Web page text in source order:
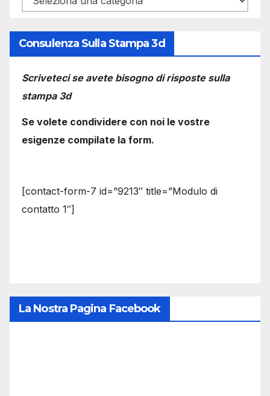
Consulenza Sulla Stampa 3d
Scriveteci se avete bisogno di risposte sulla
stampa 3d
Se volete condividere con noi le vostre
esigenze compilate la form.
[contact-form-7 id=”9213″ title=”Modulo di
contatto 1″]
La Nostra Pagina Facebook